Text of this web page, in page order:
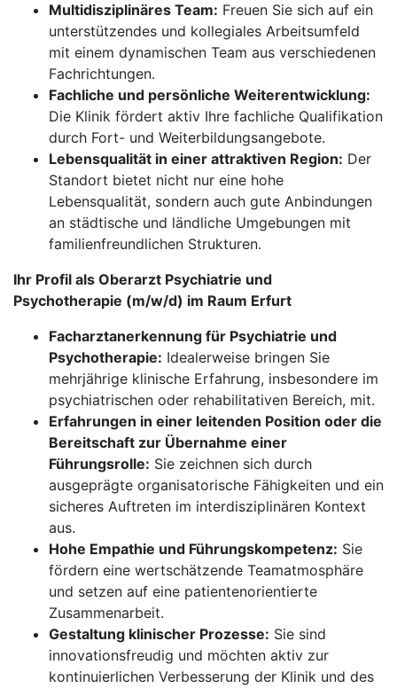
Multidisziplinäres Team: Freuen Sie sich auf ein
unterstützendes und kollegiales Arbeitsumfeld
mit einem dynamischen Team aus verschiedenen
Fachrichtungen.
Fachliche und persönliche Weiterentwicklung:
Die Klinik fördert aktiv Ihre fachliche Qualifikation
durch Fort- und Weiterbildungsangebote.
Lebensqualität in einer attraktiven Region: Der
Standort bietet nicht nur eine hohe
Lebensqualität, sondern auch gute Anbindungen
an städtische und ländliche Umgebungen mit
familienfreundlichen Strukturen.
Ihr Profil als Oberarzt Psychiatrie und
Psychotherapie (m/w/d) im Raum Erfurt
Facharztanerkennung für Psychiatrie und
Psychotherapie: Idealerweise bringen Sie
mehrjährige klinische Erfahrung, insbesondere im
psychiatrischen oder rehabilitativen Bereich, mit.
Erfahrungen in einer leitenden Position oder die
Bereitschaft zur Übernahme einer
Führungsrolle: Sie zeichnen sich durch
ausgeprägte organisatorische Fähigkeiten und ein
sicheres Auftreten im interdisziplinären Kontext
aus.
Hohe Empathie und Führungskompetenz: Sie
fördern eine wertschätzende Teamatmosphäre
und setzen auf eine patientenorientierte
Zusammenarbeit.
Gestaltung klinischer Prozesse: Sie sind
innovationsfreudig und möchten aktiv zur
kontinuierlichen Verbesserung der Klinik und des